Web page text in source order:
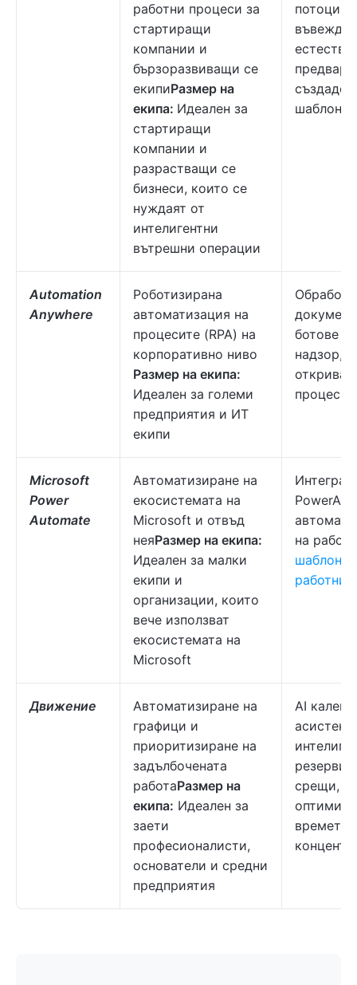
работни процеси за
стартиращи
компании и
бързоразвиващи се
екипиРазмер на
екипа: Идеален за
стартиращи
компании и
разрастващи се
бизнеси, които се
нуждаят от
интелигентни
вътрешни операции
потоци,
шаблони
Automation
Anywhere
Роботизирана
автоматизация на
процесите (RPA) на
корпоративно ниво
Размер на екипа:
Идеален за големи
предприятия и ИТ
екипи
ботове с
надзор,
процеси
Microsoft
Power
Automate
Автоматизиране на
екосистемата на
Microsoft и отвъд
неяРазмер на екипа:
Идеален за малки
екипи и
организации, които
вече използват
екосистемата на
Microsoft
на
шаблони
работни
Движение
Автоматизиране на
графици и
приоритизиране на
задълбочената
работаРазмер на
екипа: Идеален за
заети
професионалисти,
основатели и средни
предприятия
AI
асистент,
срещи,
времето